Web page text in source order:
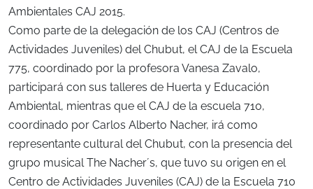
Ambientales CAJ 2015.
Como parte de la delegación de los CAJ (Centros de
Actividades Juveniles) del Chubut, el CAJ de la Escuela
775, coordinado por la profesora Vanesa Zavalo,
participará con sus talleres de Huerta y Educación
Ambiental, mientras que el CAJ de la escuela 710,
coordinado por Carlos Alberto Nacher, irá como
representante cultural del Chubut, con la presencia del
grupo musical The Nacher´s, que tuvo su origen en el
Centro de Actividades Juveniles (CAJ) de la Escuela 710